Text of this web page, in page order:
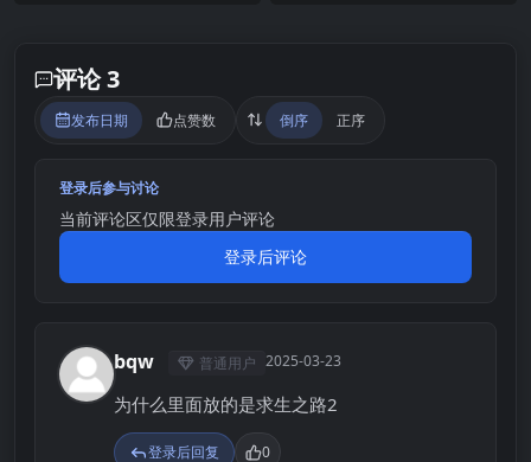
评论 3
发布日期 点赞数 倒序 正序
登录后参与讨论
当前评论区仅限登录用户评论
登录后评论
B bqw 普通用户 2025-03-23
为什么里面放的是求生之路2
登录后回复 0